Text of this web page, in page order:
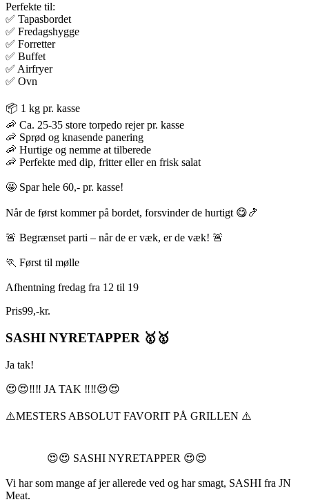
Perfekte til:
✅ Tapasbordet
✅ Fredagshygge
✅ Forretter
✅ Buffet
✅ Airfryer
✅ Ovn
📦 1 kg pr. kasse
🦐 Ca. 25-35 store torpedo rejer pr. kasse
🦐 Sprød og knasende panering
🦐 Hurtige og nemme at tilberede
🦐 Perfekte med dip, fritter eller en frisk salat
🤩 Spar hele 60,- pr. kasse!
Når de først kommer på bordet, forsvinder de hurtigt 😋🍤
🚨 Begrænset parti – når de er væk, er de væk! 🚨
🏃 Først til mølle
Afhentning fredag fra 12 til 19
Pris99,-kr.
SASHI NYRETAPPER 🥇🥇
Ja tak!
😍😍‼️‼️ JA TAK ‼️‼️😍😍
⚠️MESTERS ABSOLUT FAVORIT PÅ GRILLEN ⚠️
😍😍 SASHI NYRETAPPER 😍😍
Vi har som mange af jer allerede ved og har smagt, SASHI fra JN
Meat.